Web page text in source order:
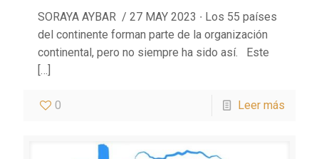
SORAYA AYBAR / 27 MAY 2023 ∙ Los 55 países
del continente forman parte de la organización
continental, pero no siempre ha sido así. Este
[…]
0 Leer más